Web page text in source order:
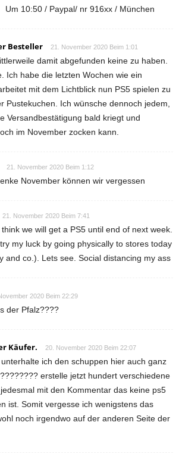
Um 10:50 / Paypal/ nr 916xx / München
Besteller 21. November 2020 Beim 1:01
damit abgefunden keine zu haben.
Ich habe die letzten Wochen wie ein
mit dem Lichtblick nun PS5 spielen zu
Pustekuchen. Ich wünsche dennoch jedem,
Versandbestätigung bald kriegt und
im November zocken kann.
21. November 2020 Beim 1:12
November können wir vergessen
21. November 2020 Beim 7:41
think we will get a PS5 until end of next week.
my luck by going physically to stores today
and co.). Lets see. Social distancing my ass
2020 Beim 22:29
der Pfalz????
Käufer. 20. November 2020 Beim 22:07
ich den schuppen hier auch ganz
erstelle jetzt hundert verschiedene
mit den Kommentar das keine ps5
ist. Somit vergesse ich wenigstens das
noch irgendwo auf der anderen Seite der